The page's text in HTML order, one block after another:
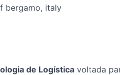
bergamo, italy
de Logística voltada